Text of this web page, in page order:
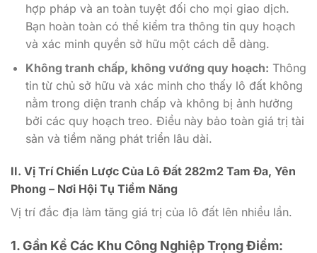
hợp pháp và an toàn tuyệt đối cho mọi giao dịch.
Bạn hoàn toàn có thể kiểm tra thông tin quy hoạch
và xác minh quyền sở hữu một cách dễ dàng.
Không tranh chấp, không vướng quy hoạch: Thông
tin từ chủ sở hữu và xác minh cho thấy lô đất không
nằm trong diện tranh chấp và không bị ảnh hưởng
bởi các quy hoạch treo. Điều này bảo toàn giá trị tài
sản và tiềm năng phát triển lâu dài.
II. Vị Trí Chiến Lược Của Lô Đất 282m2 Tam Đa, Yên
Phong – Nơi Hội Tụ Tiềm Năng
Vị trí đắc địa làm tăng giá trị của lô đất lên nhiều lần.
1. Gần Kề Các Khu Công Nghiệp Trọng Điểm: